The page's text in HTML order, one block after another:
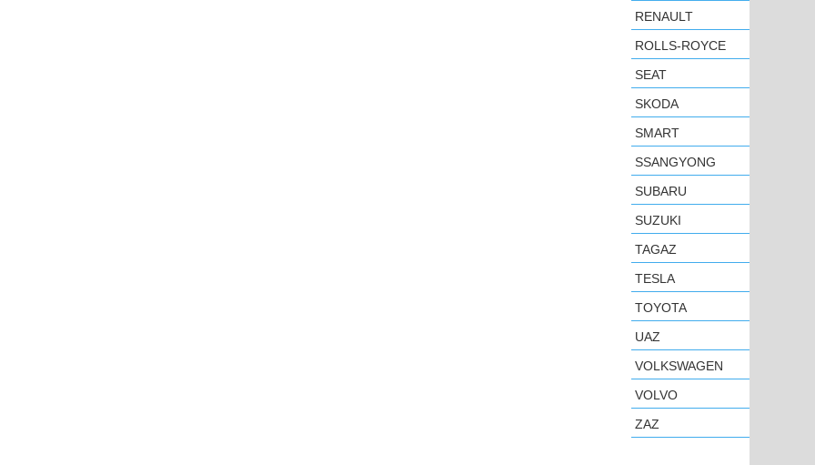
RENAULT
ROLLS-ROYCE
SEAT
SKODA
SMART
SSANGYONG
SUBARU
SUZUKI
TAGAZ
TESLA
TOYOTA
UAZ
VOLKSWAGEN
VOLVO
ZAZ